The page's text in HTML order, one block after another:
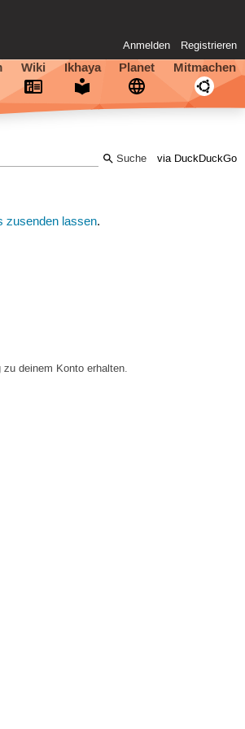
Anmelden Registrieren
Wiki Ikhaya Planet Mitmachen
via DuckDuckGo
zusenden lassen.
deinem Konto erhalten.